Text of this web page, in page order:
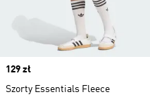
Price
129 zł
Szorty Essentials Fleece